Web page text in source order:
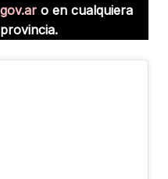
o en cualquiera